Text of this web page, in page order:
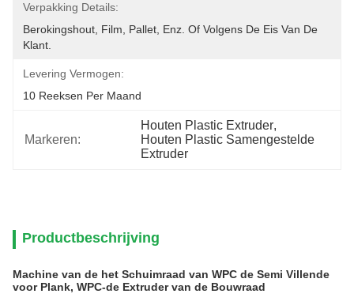
Verpakking Details:
Berokingshout, Film, Pallet, Enz. Of Volgens De Eis Van De
Klant.
Levering Vermogen:
10 Reeksen Per Maand
Markeren:
Houten Plastic Extruder,
Houten Plastic Samengestelde
Extruder
Productbeschrijving
Machine van de het Schuimraad van WPC de Semi Villende
voor Plank, WPC-de Extruder van de Bouwraad